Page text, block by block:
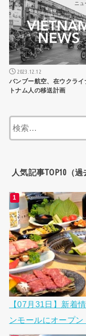
ニ
2023.12.12
バンブー航空、在ウクライ
トナム人の移送計画
人気記事TOP10（過
【07月31日】新着
ンモールにオープ